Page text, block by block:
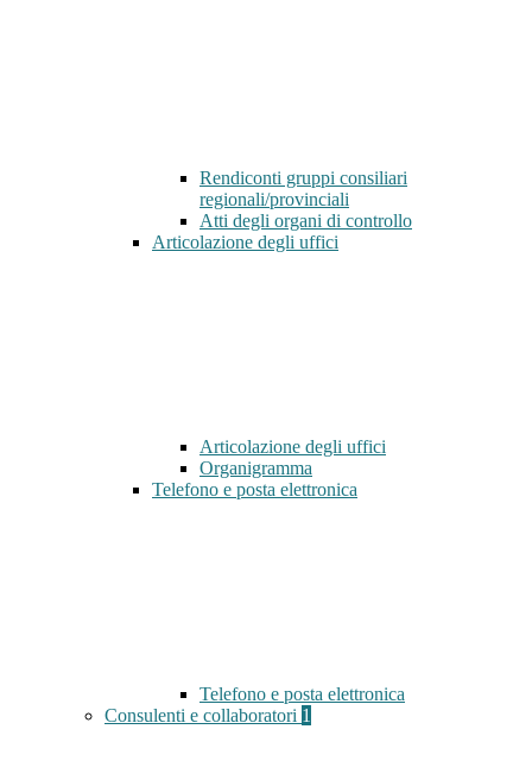
Rendiconti gruppi consiliari
regionali/provinciali
Atti degli organi di controllo
Articolazione degli uffici
Articolazione degli uffici
Organigramma
Telefono e posta elettronica
Telefono e posta elettronica
Consulenti e collaboratori 1